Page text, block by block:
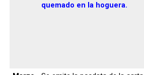
quemado en la hoguera.